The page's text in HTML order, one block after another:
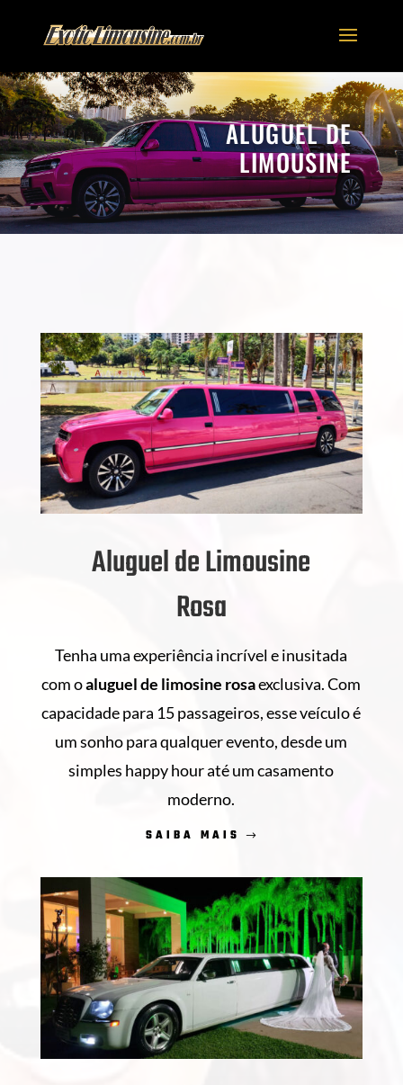
ALUGUEL DE
LIMOUSINE
Aluguel de Limousine
Rosa
Tenha uma experiência incrível e inusitada
com oaluguel de limosine rosaexclusiva. Com
capacidade para 15 passageiros, esse veículo é
um sonho para qualquer evento, desde um
simples happy hour até um casamento
moderno.
SAIBA MAIS